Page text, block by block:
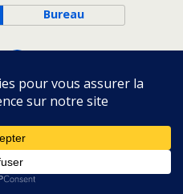
Bureau